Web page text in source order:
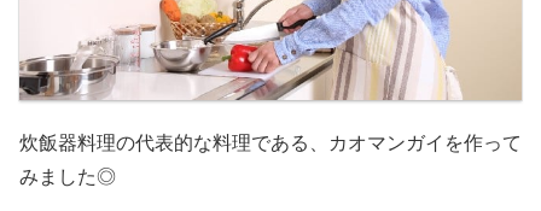
炊飯器料理の代表的な料理である、カオマンガイを作って
みました◎